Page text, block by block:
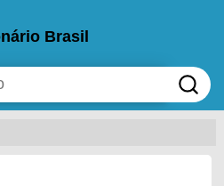
Brasil